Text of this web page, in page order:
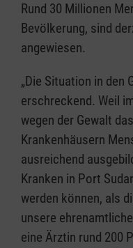
Rund 30 Millionen
Bevölkerung, sind
angewiesen.
„Die Situation in den
erschreckend. Weil
wegen der Gewalt
Krankenhäusern
ausreichend
Kranken in Port
werden können, als
unsere
eine Ärztin rund 200